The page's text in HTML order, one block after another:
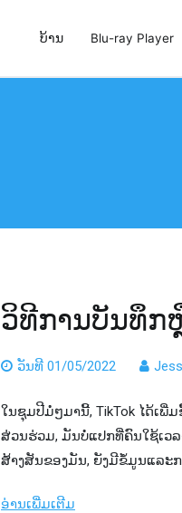
ບ້ານ Blu-ray Player
ວິທີການບັນທຶກ
ວັນທີ 01/05/2022
ໃນຊຸມປີມໍ່ໆມານີ້, TikTok ໄດ້ເ
ສ່ວນຮ່ວມ, ມັນບໍ່ແປກທີ່ຄົນໃຊ້ເວ
ສ້າງສັນຂອງມັນ, ຍັງມີຂໍ້ມູນແລະ
ອ່ານເພີ່ມເຕີມ